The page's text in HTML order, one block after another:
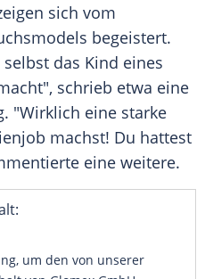
sich vom
begeistert.
das Kind eines
schrieb etwa eine
"Wirklich eine starke
machst! Du hattest
eine weitere.
um den von unserer